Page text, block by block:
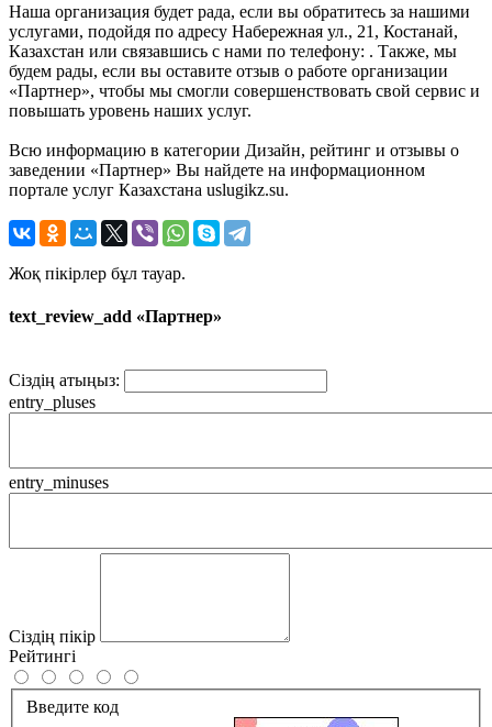
Наша организация будет рада, если вы обратитесь за нашими
услугами, подойдя по адресу Набережная ул., 21, Костанай,
Казахстан или связавшись с нами по телефону: . Также, мы
будем рады, если вы оставите отзыв о работе организации
«Партнер», чтобы мы смогли совершенствовать свой сервис и
повышать уровень наших услуг.
Всю информацию в категории Дизайн, рейтинг и отзывы о
заведении «Партнер» Вы найдете на информационном
портале услуг Казахстана uslugikz.su.
Жоқ пікірлер бұл тауар.
text_review_add «Партнер»
Сіздің атыңыз:
entry_pluses
entry_minuses
Сіздің пікір
Рейтингі
Введите код